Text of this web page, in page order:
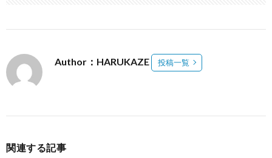
Author：HARUKAZE 投稿一覧
関連する記事